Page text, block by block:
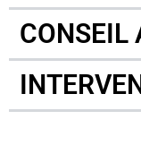
CONSEIL